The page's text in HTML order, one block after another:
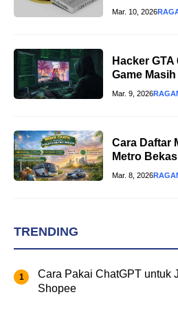
Mar. 10, 2026
Hacker
Game
Mar. 9, 2026
Cara Daftar
Metro
Mar. 8, 2026
TRENDING
Cara Pakai ChatGPT untuk
Shopee